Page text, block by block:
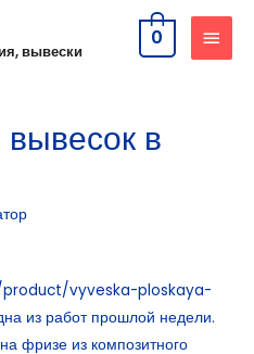
вывески
0
в
vyveska-ploskaya-
из работ прошлой недели.
фризе из композитного